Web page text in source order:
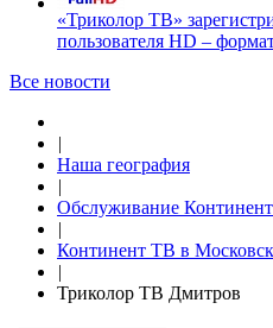
«Триколор ТВ»
пользователя HD –
Все новости
|
Наша география
|
Обслуживание
|
Континент ТВ в
|
Триколор ТВ Дмитров